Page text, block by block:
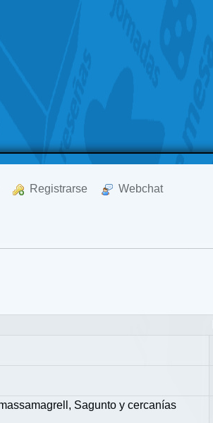
Registrarse Webchat
Sagunto y cercanías